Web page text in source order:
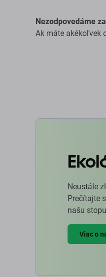
Nezodpovedáme
Ak máte akékoľvek
Neustále
Prečítajte
našu
Viac o